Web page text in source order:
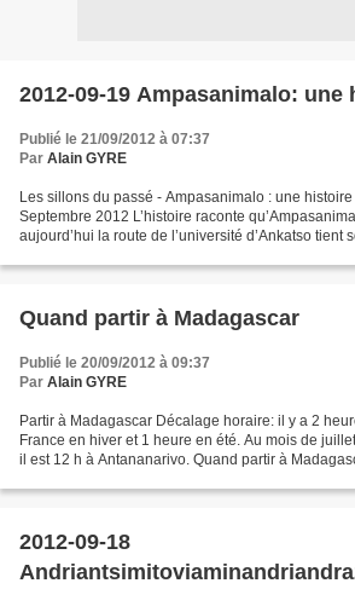
2012-09-19 Ampasanimalo:
Publié le 21/09/2012 à 07:37
Par Alain GYRE
Les sillons du passé - Ampasanimalo : une histoire
Septembre 2012 L’histoire raconte
aujourd’hui la route de l’université d’Ankatso tient
Quand partir à Madagascar
Publié le 20/09/2012 à 09:37
Par Alain GYRE
Partir à Madagascar Décalage horaire: il y a 2
France en hiver et 1 heure en été. Au mois de
il est 12 h à Antananarivo. Quand partir à
2012-09-18